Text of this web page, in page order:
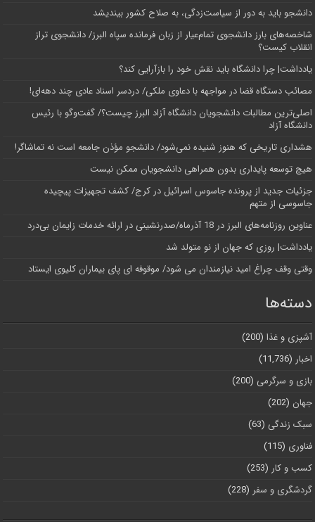
دانشجو باید به دور از سیاست‌زدگی، به صلاح کشور بیندیشد
شاخصه‌های بارز دانشجوی تمام‌عیار از زبان فرمانده سپاه البرز/ دانشجوی تراز
انقلاب کیست؟
یادداشت| چرا دانشگاه باید نقش خود را بازآرایی کند؟
مصائب دستگاه قضا در مواجهه با دعاوی ملکی/ دردسر اسناد عادی چند‌ دهه‌ای!
اصلی‌ترین مطالبات دانشجویان دانشگاه آزاد البرز چیست؟/ گفت‌وگو با رئیس
دانشگاه آز‌اد
هشداری تاریخی که هنوز شنیده نمی‌شود/ دانشجو مؤذن جامعه است نه تماشاگر!
هیچ توسعه پایداری بدون همراهی دانشجویان ممکن نیست
جزئیات جدید از پرونده جاسوس اسرائیل در کرج/‌ کشف تجهیزات پیچیده
جاسوسی از متهم
عناوین روزنامه‌های البرز در ‌18 آذرماه/صدرنشینی در ارائه خدمات زایمان بی‌درد
یادداشت| روزی که جهان از نو متولد شد
وقتی وقف چراغ امید نیازمندان می شود/ موقوفه ای پای بیماران کلیوی ایستاد
دسته‌ها
آشپزی و غذا (200)
اخبار (11,736)
بازی و سرگرمی (200)
جهان (202)
سبک زندگی (63)
فناوری (115)
کسب و کار (253)
گردشگری و سفر (228)